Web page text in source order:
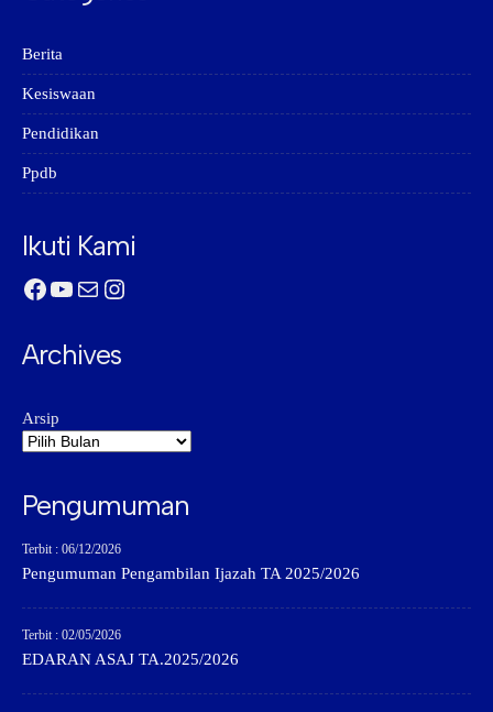
Berita
Kesiswaan
Pendidikan
Ppdb
Ikuti Kami
Facebook
YouTube
MailInstagram
Archives
Arsip
Pengumuman
Terbit : 06/12/2026
Pengumuman Pengambilan Ijazah TA 2025/2026
Terbit : 02/05/2026
EDARAN ASAJ TA.2025/2026